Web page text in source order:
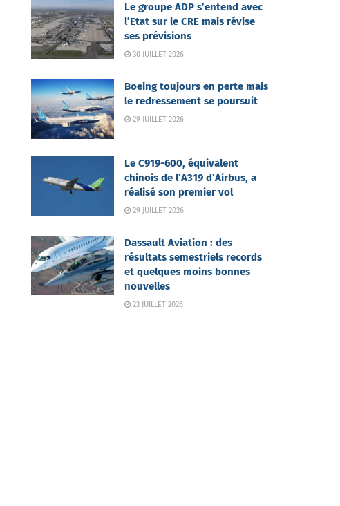
Le groupe ADP s’entend avec
l’Etat sur le CRE mais révise
ses prévisions
30 JUILLET 2026
Boeing toujours en perte mais
le redressement se poursuit
29 JUILLET 2026
Le C919-600, équivalent
chinois de l’A319 d’Airbus, a
réalisé son premier vol
29 JUILLET 2026
Dassault Aviation : des
résultats semestriels records
et quelques moins bonnes
nouvelles
23 JUILLET 2026